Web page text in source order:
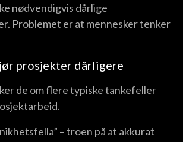
nødvendigvis dårlige
Problemet er at mennesker tenker
prosjekter dårligere
de om flere typiske tankefeller
– troen på at akkurat